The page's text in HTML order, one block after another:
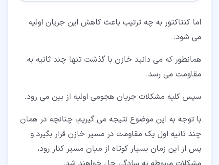
اما کنتاکتور به چه ترتیب باعث کاهش این جریان اولیه
می شود.
همانطور که می دانید خازن با گذشت تنها چند ثانیه به
مقاومت می رسد.
سپس کلیه مشکلات جریان هجومی اولیه از بین می رود.
با توجه به این موضوع نتیجه می گیریم، چنانچه در همان
چند ثانیه اول یک مقاومت در مسیر خازن قرار بگیرد و
پس از این زمان بسیار کوتاه از میان مسیر کنار رود،